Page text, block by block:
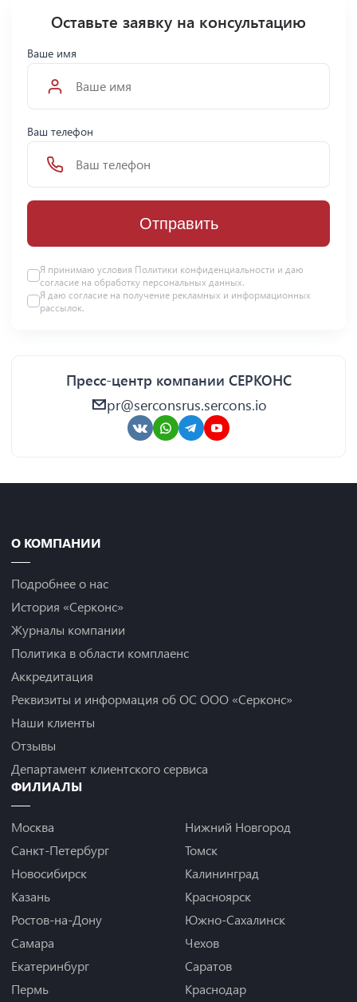
Оставьте заявку на консультацию
Ваше имя
Ваш телефон
Отправить
Я принимаю условия Политики конфиденциальности и даю
согласие на обработку персональных данных.
Я даю согласие на получение рекламных и информационных
рассылок.
Пресс-центр компании СЕРКОНС
pr@serconsrus.sercons.io
О КОМПАНИИ
Подробнее о нас
История «Серконс»
Журналы компании
Политика в области комплаенс
Аккредитация
Реквизиты и информация об ОС ООО «Серконс»
Наши клиенты
Отзывы
Департамент клиентского сервиса
ФИЛИАЛЫ
Москва
Санкт-Петербург
Новосибирск
Казань
Ростов-на-Дону
Самара
Екатеринбург
Пермь
Нижний Новгород
Томск
Калининград
Красноярск
Южно-Сахалинск
Чехов
Саратов
Краснодар